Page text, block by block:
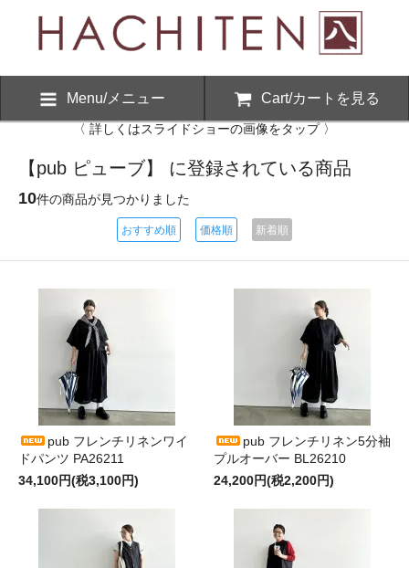
Menu/メニュー Cart/カートを見る
〈 詳しくはスライドショーの画像をタップ 〉
【pub ピューブ】 に登録されている商品
10件の商品が見つかりました
おすすめ順 価格順 新着順
pub フレンチリネンワイ
ドパンツ PA26211
34,100円(税3,100円)
pub フレンチリネン5分袖
プルオーバー BL26210
24,200円(税2,200円)